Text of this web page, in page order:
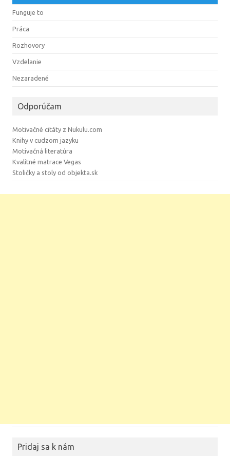
Funguje to
Práca
Rozhovory
Vzdelanie
Nezaradené
Odporúčam
Motivačné citáty z Nukulu.com
Knihy v cudzom jazyku
Motivačná literatúra
Kvalitné matrace Vegas
Stoličky a stoly od objekta.sk
Pridaj sa k nám